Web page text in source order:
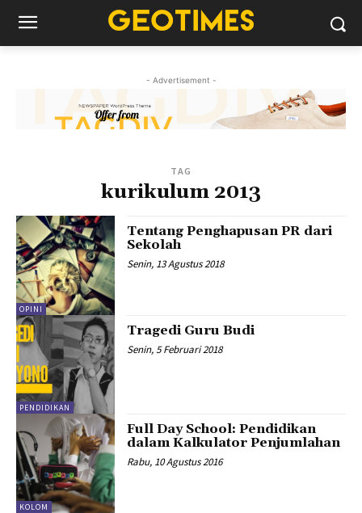
- Advertisement -
TAG
kurikulum 2013
OPINI
Tentang Penghapusan PR dari
Sekolah
Senin, 13 Agustus 2018
PENDIDIKAN
Tragedi Guru Budi
Senin, 5 Februari 2018
KOLOM
Full Day School: Pendidikan
dalam Kalkulator Penjumlahan
Rabu, 10 Agustus 2016